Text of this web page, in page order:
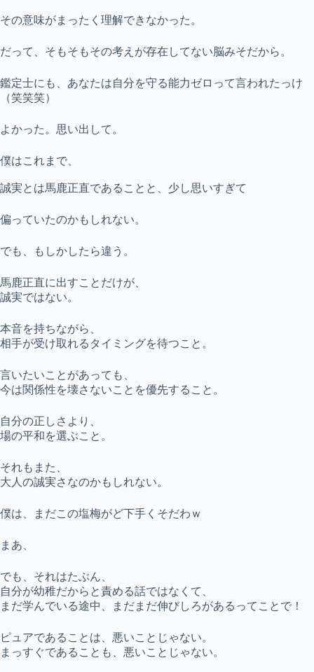
その意味がまったく理解できなかった。
だって、そもそもその考えが存在してない脳みそだから。
鑑定士にも、あなたは自分を守る能力ゼロって言われたっけ
（笑笑笑）
よかった。思い出して。
僕はこれまで、
誠実とは馬鹿正直であることと、少し思いすぎて
偏っていたのかもしれない。
でも、もしかしたら違う。
馬鹿正直に出すことだけが、
誠実ではない。
本音を持ちながら、
相手が受け取れるタイミングを待つこと。
言いたいことがあっても、
今は関係性を壊さないことを優先すること。
自分の正しさより、
場の平和を選ぶこと。
それもまた、
大人の誠実さなのかもしれない。
僕は、まだこの塩梅がど下手くそだわｗ
まあ、
でも、それはたぶん、
自分が幼稚だからと責める話ではなくて、
まだ学んでいる途中、まだまだ伸びしろがあるってことで！
ピュアであることは、悪いことじゃない。
まっすぐであることも、悪いことじゃない。